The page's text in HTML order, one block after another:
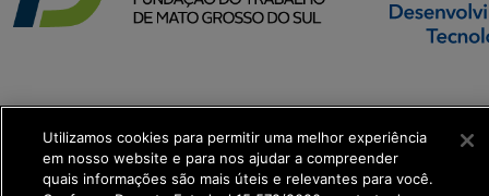
Executiva de
Transformação Digital
get_footer();
Utilizamos cookies para permitir uma melhor experiência
em nosso website e para nos ajudar a compreender
quais informações são mais úteis e relevantes para você.